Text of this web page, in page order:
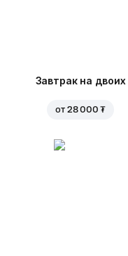
Завтрак на двоих
от 28 000 ₮